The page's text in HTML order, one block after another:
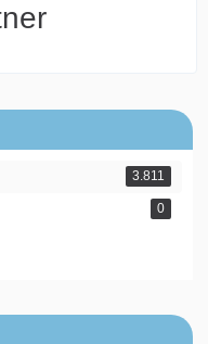
3.811
0